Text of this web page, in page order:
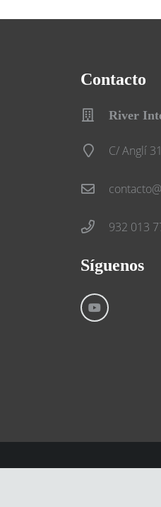
Contacto
River
C/ Anglí
932 013
Síguenos